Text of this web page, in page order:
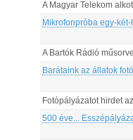
A Magyar Telekom
Mikrofonpróba egy-
A Bartók Rádió
Barátaink az állatok
Fotópályázatot hirdet
500 éve...